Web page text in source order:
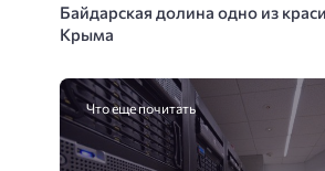
Байдарская долина одно из
Крыма
Что еще почитать